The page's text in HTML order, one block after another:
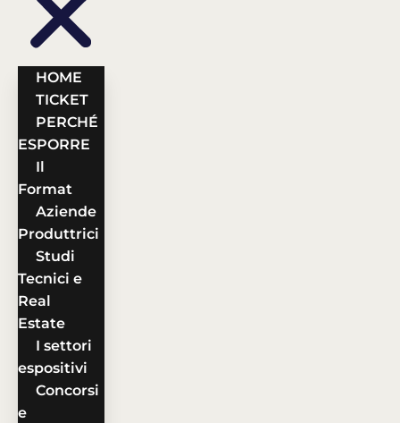
HOME
TICKET
PERCHÉ
ESPORRE
Il
Format
Aziende
Produttrici
Studi
Tecnici e
Real
Estate
I settori
espositivi
Concorsi
e